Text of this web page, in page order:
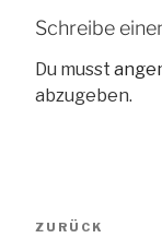
Schreibe
Du musst
abzugeben.
Vorheriger
ZURÜCK